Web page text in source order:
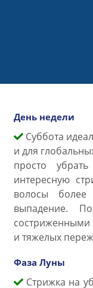
День недели
Суббота
и для
просто
интересную
волосы
выпадение.
состриженными
и тяжелых
Фаза Луны
Стрижка на